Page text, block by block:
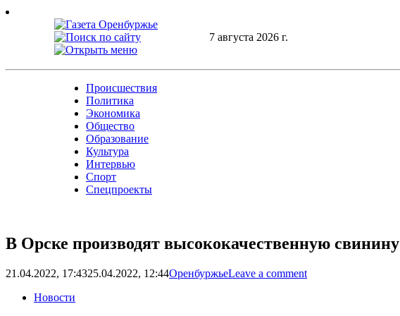
Skip
7 августа 2026 г.
Происшествия
Политика
Экономика
Общество
Образование
Культура
Интервью
Спорт
Спецпроекты
В Орске производят высококачественную свинину
21.04.2022, 17:4325.04.2022, 12:44ОренбуржьеLeave a comment
Новости